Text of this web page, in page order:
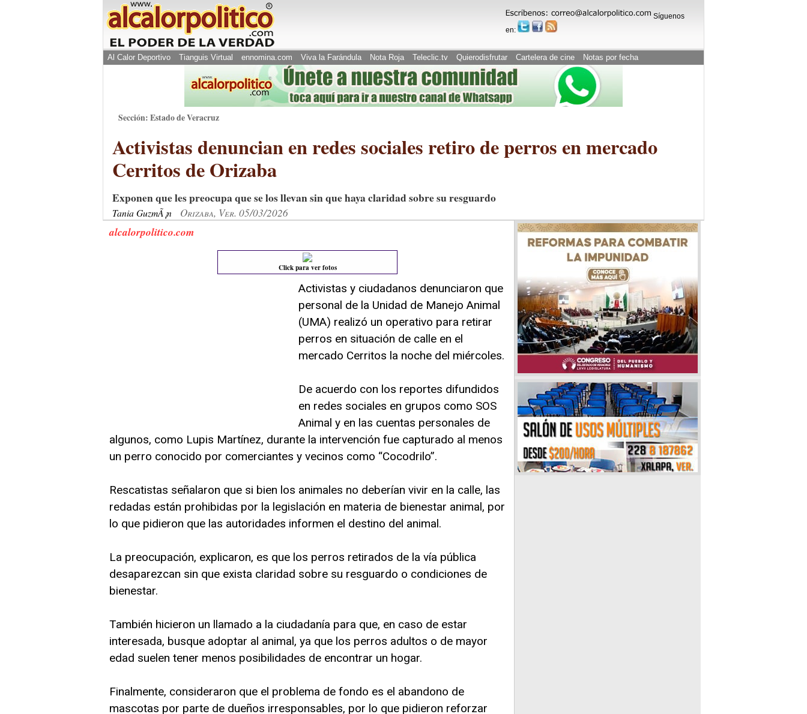
Síguenos
en:
Al Calor Deportivo Tianguis Virtual ennomina.com Viva la Farándula Nota Roja Teleclic.tv Quierodisfrutar Cartelera de cine Notas por fecha
Sección: Estado de Veracruz
Activistas denuncian en redes sociales retiro de perros en mercado
Cerritos de Orizaba
Exponen que les preocupa que se los llevan sin que haya claridad sobre su resguardo
Tania GuzmÃ¡n Orizaba, Ver. 05/03/2026
alcalorpolitico.com
Click para ver fotos
Activistas y ciudadanos denunciaron que
personal de la Unidad de Manejo Animal
(UMA) realizó un operativo para retirar
perros en situación de calle en el
mercado Cerritos la noche del miércoles.
De acuerdo con los reportes difundidos
en redes sociales en grupos como SOS
Animal y en las cuentas personales de
algunos, como Lupis Martínez, durante la intervención fue capturado al menos
un perro conocido por comerciantes y vecinos como “Cocodrilo”.
Rescatistas señalaron que si bien los animales no deberían vivir en la calle, las
redadas están prohibidas por la legislación en materia de bienestar animal, por
lo que pidieron que las autoridades informen el destino del animal.
La preocupación, explicaron, es que los perros retirados de la vía pública
desaparezcan sin que exista claridad sobre su resguardo o condiciones de
bienestar.
También hicieron un llamado a la ciudadanía para que, en caso de estar
interesada, busque adoptar al animal, ya que los perros adultos o de mayor
edad suelen tener menos posibilidades de encontrar un hogar.
Finalmente, consideraron que el problema de fondo es el abandono de
mascotas por parte de dueños irresponsables, por lo que pidieron reforzar